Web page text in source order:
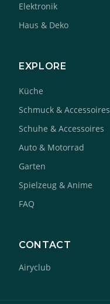
Elektronik
Haus & Deko
EXPLORE
Küche
Schmuck & Accessoires
Schuhe & Accessoires
Auto & Motorrad
Garten
Spielzeug & Anime
FAQ
CONTACT
Airyclub